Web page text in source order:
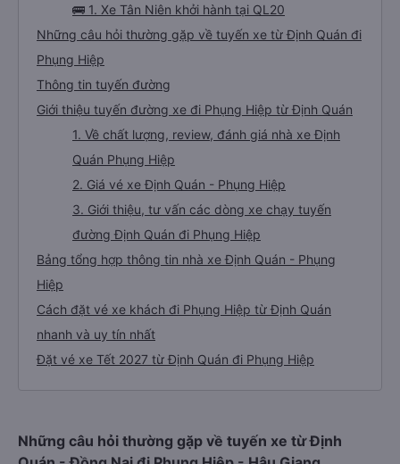
🚌 1. Xe Tân Niên khởi hành tại QL20
Những câu hỏi thường gặp về tuyến xe từ Định Quán đi
Phụng Hiệp
Thông tin tuyến đường
Giới thiệu tuyến đường xe đi Phụng Hiệp từ Định Quán
1. Về chất lượng, review, đánh giá nhà xe Định
Quán Phụng Hiệp
2. Giá vé xe Định Quán - Phụng Hiệp
3. Giới thiệu, tư vấn các dòng xe chạy tuyến
đường Định Quán đi Phụng Hiệp
Bảng tổng hợp thông tin nhà xe Định Quán - Phụng
Hiệp
Cách đặt vé xe khách đi Phụng Hiệp từ Định Quán
nhanh và uy tín nhất
Đặt vé xe Tết 2027 từ Định Quán đi Phụng Hiệp
Những câu hỏi thường gặp về tuyến xe từ Định